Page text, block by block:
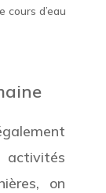
d’eau
on